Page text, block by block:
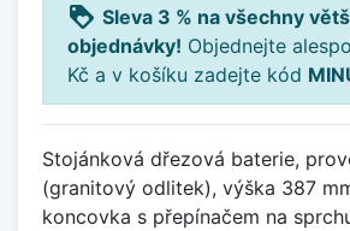
loyalty Sleva 3 % na všechny
objednávky! Objednejte
Kč a v košíku zadejte kód
Stojánková dřezová baterie,
(granitový odlitek), výška 387
koncovka s přepínačem na